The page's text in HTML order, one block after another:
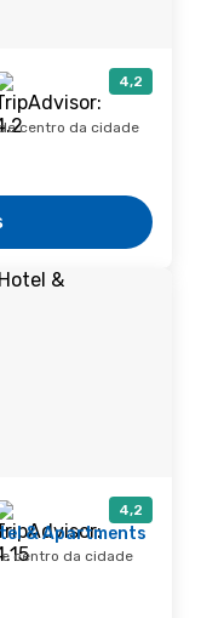
4,2
centro da cidade
4,2
& Apartments
centro da cidade